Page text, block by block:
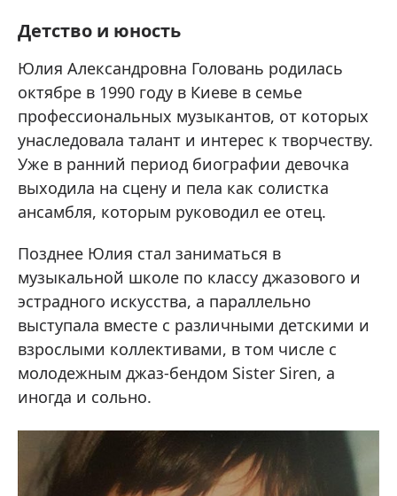
Детство и юность
Юлия Александровна Головань родилась
октябре в 1990 году в Киеве в семье
профессиональных музыкантов, от которых
унаследовала талант и интерес к творчеству.
Уже в ранний период биографии девочка
выходила на сцену и пела как солистка
ансамбля, которым руководил ее отец.
Позднее Юлия стал заниматься в
музыкальной школе по классу джазового и
эстрадного искусства, а параллельно
выступала вместе с различными детскими и
взрослыми коллективами, в том числе с
молодежным джаз-бендом Sister Siren, а
иногда и сольно.